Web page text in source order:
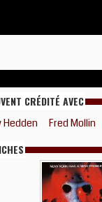
CRÉDITÉ AVEC
Hedden Fred Mollin